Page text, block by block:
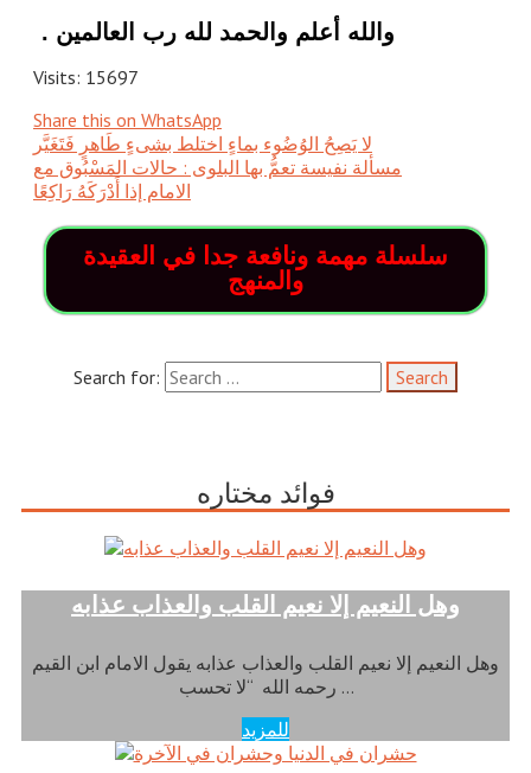
والله أعلم والحمد لله رب العالمين .
Visits: 15697
Share this on WhatsApp
لا يَصِحُ الوُضُوء بماءٍ اختلط بشىءٍ طَاهرٍ فَتَغَيَّر
مسألة نفيسة تعمُّ بها البلوى : حالات المَسْبُوق مع
الامام إذا أَدْرَكَهُ رَاكِعًا
سلسلة مهمة ونافعة جدا في العقيدة
والمنهج
Search for:
فوائد مختاره
وهل النعيم إلا نعيم القلب والعذاب عذابه
وهل النعيم إلا نعيم القلب والعذاب عذابه يقول الامام ابن القيم
رحمه الله “لا تحسب …
للمزيد